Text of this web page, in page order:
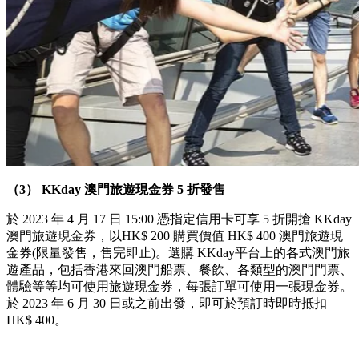
（3） KKday 澳門旅遊現金券 5 折發售
於 2023 年 4 月 17 日 15:00 憑指定信用卡可享 5 折開搶 KKday
澳門旅遊現金券，以HK$ 200 購買價值 HK$ 400 澳門旅遊現
金券(限量發售，售完即止)。選購 KKday平台上的各式澳門旅
遊產品，包括香港來回澳門船票、餐飲、各類型的澳門門票、
體驗等等均可使用旅遊現金券，每張訂單可使用一張現金券。
於 2023 年 6 月 30 日或之前出發，即可於預訂時即時抵扣
HK$ 400。